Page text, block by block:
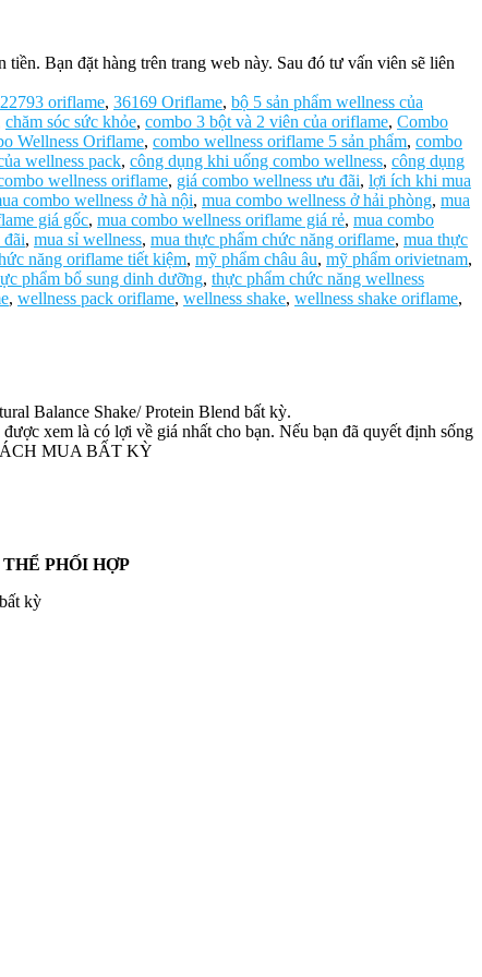
Bạn đặt hàng trên trang web này. Sau đó tư vấn viên sẽ liên
22793 oriflame, 36169 Oriflame, bộ 5 sản phẩm wellness của
chăm sóc sức khỏe, combo 3 bột và 2 viên của oriflame, Combo
Wellness Oriflame, combo wellness oriflame 5 sản phẩm, combo
wellness pack, công dụng khi uống combo wellness, công dụng
wellness oriflame, giá combo wellness ưu đãi, lợi ích khi mua
combo wellness ở hà nội, mua combo wellness ở hải phòng, mua
giá gốc, mua combo wellness oriflame giá rẻ, mua combo
đãi, mua sỉ wellness, mua thực phẩm chức năng oriflame, mua thực
năng oriflame tiết kiệm, mỹ phẩm châu âu, mỹ phẩm orivietnam,
phẩm bổ sung dinh dưỡng, thực phẩm chức năng wellness
, wellness pack oriflame, wellness shake, wellness shake oriflame,
Balance Shake/ Protein Blend bất kỳ.
xem là có lợi về giá nhất cho bạn. Nếu bạn đã quyết định sống
MUA BẤT KỲ
PHỐI HỢP
kỳ